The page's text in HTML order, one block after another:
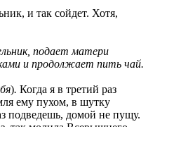
и так сойдет. Хотя,
подает матери
и продолжает пить чай.
). Когда я в третий раз
ему пухом, в шутку
подведешь, домой не пущу.
так молила Всевышнего,